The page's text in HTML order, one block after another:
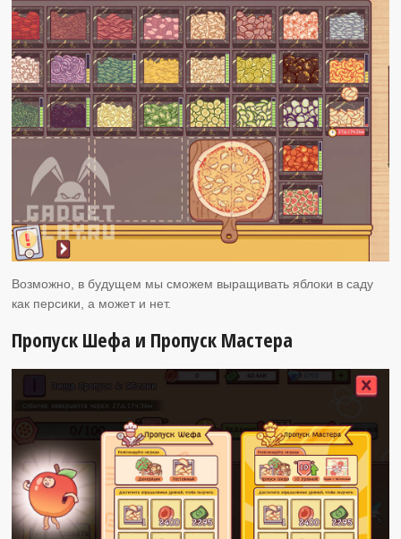
Возможно, в будущем мы сможем выращивать яблоки в саду
как персики, а может и нет.
Пропуск Шефа и Пропуск Мастера